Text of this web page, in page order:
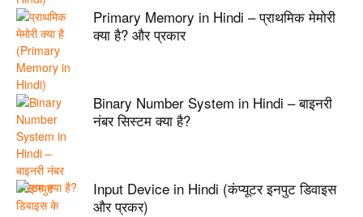
Primary Memory in Hindi – प्राथमिक मेमोरी
क्या है? और प्रकार
Binary Number System in Hindi – बाइनरी
नंबर सिस्टम क्या है?
Input Device in Hindi (कंप्यूटर इनपुट डिवाइस
और प्रकर)